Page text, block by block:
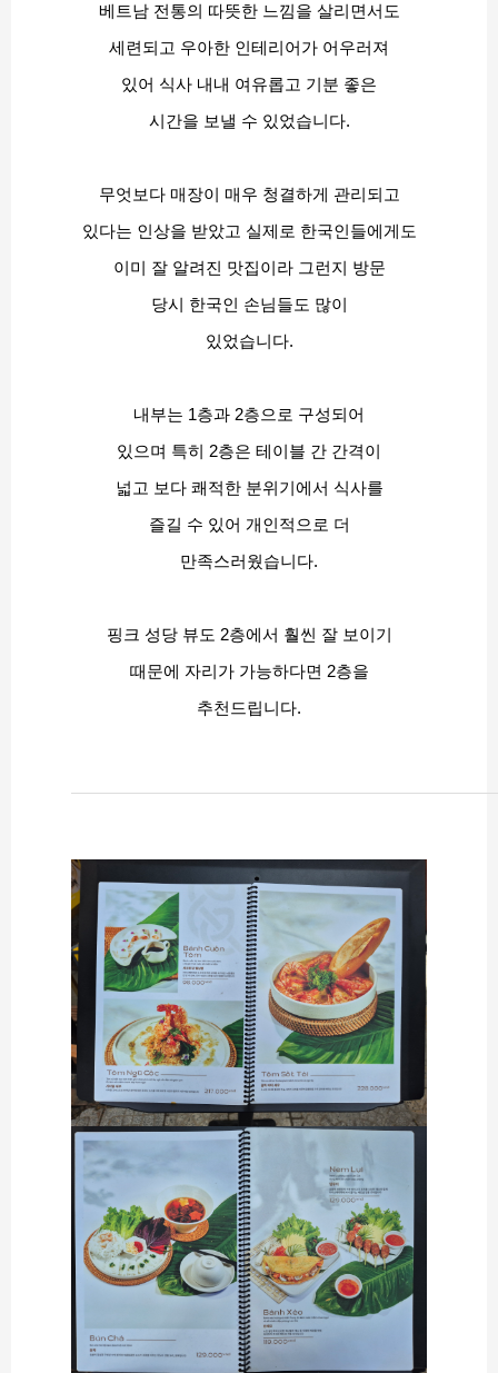
베트남 전통의 따뜻한 느낌을 살리면서도
세련되고 우아한 인테리어가 어우러져
있어 식사 내내 여유롭고 기분 좋은
시간을 보낼 수 있었습니다.
무엇보다 매장이 매우 청결하게 관리되고
있다는 인상을 받았고 실제로 한국인들에게도
이미 잘 알려진 맛집이라 그런지 방문
당시 한국인 손님들도 많이
있었습니다.
내부는 1층과 2층으로 구성되어
있으며 특히 2층은 테이블 간 간격이
넓고 보다 쾌적한 분위기에서 식사를
즐길 수 있어 개인적으로 더
만족스러웠습니다.
핑크 성당 뷰도 2층에서 훨씬 잘 보이기
때문에 자리가 가능하다면 2층을
추천드립니다.